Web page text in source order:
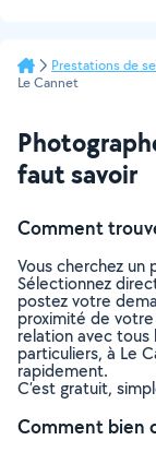
Prestations de
Le Cannet
faut savoir
Comment
Vous cherchez un
Sélectionnez
postez votre
proximité de
relation avec
particuliers, à Le
rapidement.
C’est gratuit,
Comment bien